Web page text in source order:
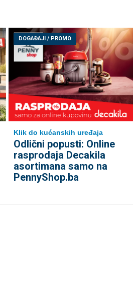
DOGAĐAJI / PROMO
Klik do kućanskih uređaja
Odlični popusti: Online
rasprodaja Decakila
asortimana samo na
PennyShop.ba